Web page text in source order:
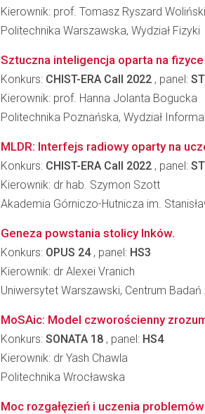
Kierownik: prof. Tomasz Ryszard Woliński
Politechnika Warszawska, Wydział Fizyki
Sztuczna inteligencja oparta na
Konkurs: CHIST-ERA Call 2022 , panel:
Kierownik: prof. Hanna Jolanta Bogucka
Politechnika Poznańska, Wydział
MLDR: Interfejs radiowy oparty na
Konkurs: CHIST-ERA Call 2022 , panel:
Kierownik: dr hab. Szymon Szott
Akademia Górniczo-Hutnicza im.
Geneza powstania stolicy Inków.
Konkurs: OPUS 24, panel: HS3
Kierownik: dr Alexei Vranich
Uniwersytet Warszawski, Centrum Badań
MoSAic: Model czworościenny
Konkurs: SONATA 18 , panel: HS4
Kierownik: dr Yash Chawla
Politechnika Wrocławska
Moc rozgałęzień i uczenia